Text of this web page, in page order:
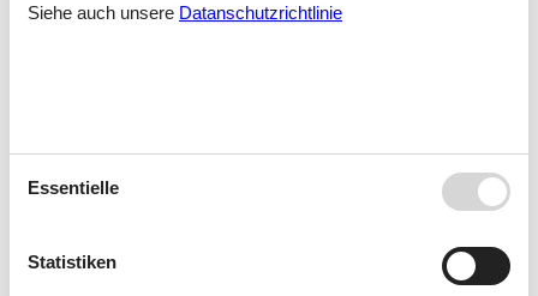
Siehe auch unsere Datanschutzrichtlinie
Essentielle
Statistiken